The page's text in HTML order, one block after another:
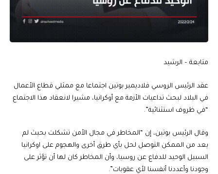
متابعة – الرشيد
عقد الرئيس الروسي فلاديمير بوتين اجتماعا مع ممثلي قطاع الأعمال
في البلاد لبحث تداعيات الأزمة مع أوكرانيا، مشيرا لانعقاد هذا الاجتماع
“في ظروف استثنائية”.
وقال الرئيس بوتين، إن “المخاطر في مجال الأمن تشكلت بحيث لم
يعد من الممكن التوصل لحل بأي طرق أخرى والهجوم على اوكرانيا
السبيل الوحيد للدفاع عن روسيا، وأن المخاطر كان لها أن تؤثر على
وجودنا وأعددنا أنفسنا لأي عقوبات”.